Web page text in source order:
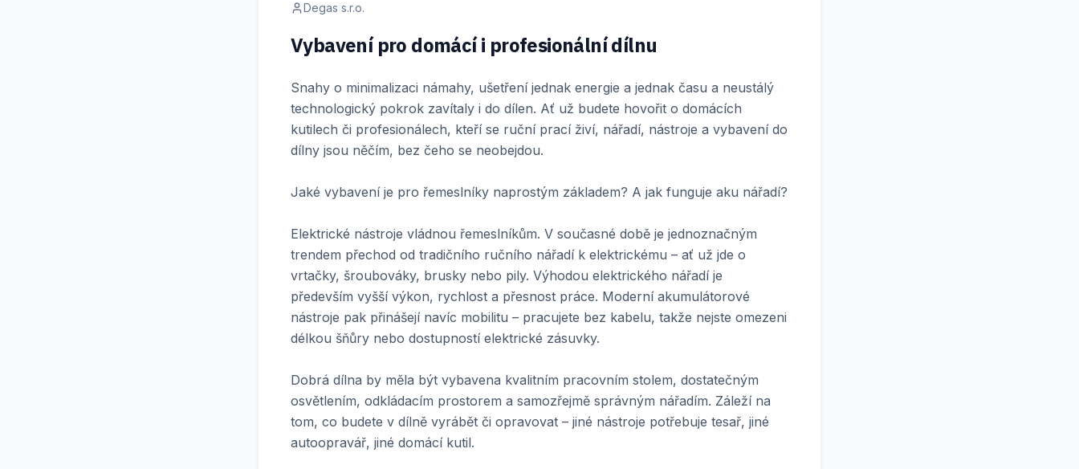
Degas s.r.o.
Vybavení pro domácí i profesionální dílnu
Snahy o minimalizaci námahy, ušetření jednak energie a jednak času a neustálý
technologický pokrok zavítaly i do dílen. Ať už budete hovořit o domácích
kutilech či profesionálech, kteří se ruční prací živí, nářadí, nástroje a vybavení do
dílny jsou něčím, bez čeho se neobejdou.
Jaké vybavení je pro řemeslníky naprostým základem? A jak funguje aku nářadí?
Elektrické nástroje vládnou řemeslníkům. V současné době je jednoznačným
trendem přechod od tradičního ručního nářadí k elektrickému – ať už jde o
vrtačky, šroubováky, brusky nebo pily. Výhodou elektrického nářadí je
především vyšší výkon, rychlost a přesnost práce. Moderní akumulátorové
nástroje pak přinášejí navíc mobilitu – pracujete bez kabelu, takže nejste omezeni
délkou šňůry nebo dostupností elektrické zásuvky.
Dobrá dílna by měla být vybavena kvalitním pracovním stolem, dostatečným
osvětlením, odkládacím prostorem a samozřejmě správným nářadím. Záleží na
tom, co budete v dílně vyrábět či opravovat – jiné nástroje potřebuje tesař, jiné
autoopravář, jiné domácí kutil.